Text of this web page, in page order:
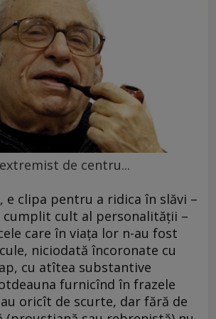
de centru...
e clipa pentru a ridica în slăvi –
cult al personalităţii –
care în viaţa lor n-au fost
niciodată încoronate cu
cu atîtea substantive
furnicînd în frazele
oricît de scurte, dar fără de